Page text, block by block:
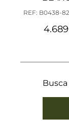
REF: B0438-
4.689